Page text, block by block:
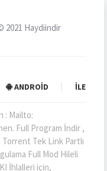
2021 Haydiindir
ANDROID İLETIŞIM
: Mailto:
Full Program İndir ,
Tek Link Partlı
Full Mod Hileli
İhlalleri için,